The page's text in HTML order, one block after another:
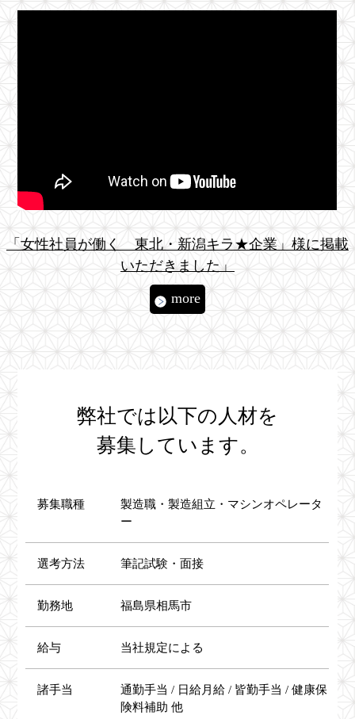
「女性社員が働く 東北・新潟キラ★企業」様に掲載
いただきました」
more
弊社では以下の人材を
募集しています。
募集職種
製造職・製造組立・マシンオペレータ
ー
選考方法 筆記試験・面接
勤務地 福島県相馬市
給与 当社規定による
諸手当
通勤手当 / 日給月給 / 皆勤手当 / 健康保
険料補助 他